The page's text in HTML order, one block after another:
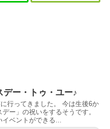
デー・トゥ・ユー♪
行ってきました。 今は生後6か
ー」の祝いをするそうです。
イベントができる...